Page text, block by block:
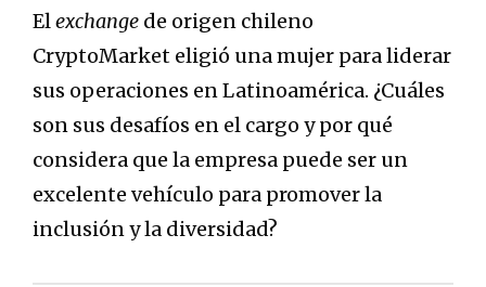
Elexchange de origen chileno
CryptoMarket eligió una mujer para liderar
sus operaciones en Latinoamérica. ¿Cuáles
son sus desafíos en el cargo y por qué
considera que la empresa puede ser un
excelente vehículo para promover la
inclusión y la diversidad?